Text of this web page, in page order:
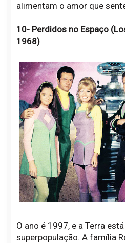
alimentam o amor que
10- Perdidos no Espaço
1968)
O ano é 1997, e a Terra
superpopulação. A família